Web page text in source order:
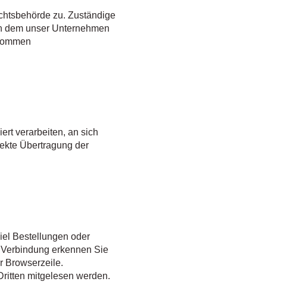
zu. Zuständige
unser Unternehmen
verarbeiten, an sich
Übertragung der
Bestellungen oder
erkennen Sie
Browserzeile.
mitgelesen werden.